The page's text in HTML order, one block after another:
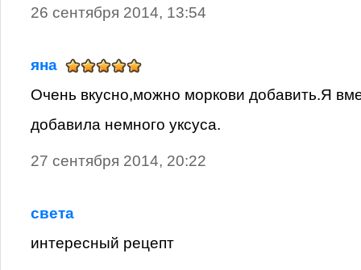
26 сентября 2014, 13:54
яна
Очень вкусно,можно моркови добавить.Я
добавила немного уксуса.
27 сентября 2014, 20:22
света
интересный рецепт